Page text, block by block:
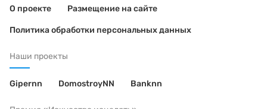
О проекте Размещение на сайте
Политика обработки персональных данных
Наши проекты
Gipernn DomostroyNN Banknn